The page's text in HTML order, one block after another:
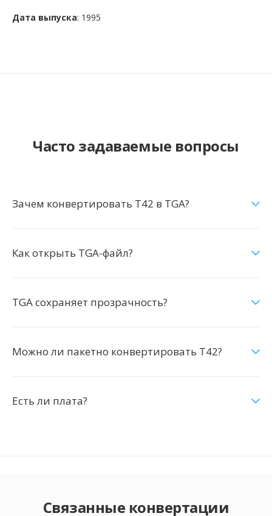
Дата выпуска: 1995
Часто задаваемые вопросы
Зачем конвертировать T42 в TGA?
Как открыть TGA-файл?
TGA сохраняет прозрачность?
Можно ли пакетно конвертировать T42?
Есть ли плата?
Связанные конвертации